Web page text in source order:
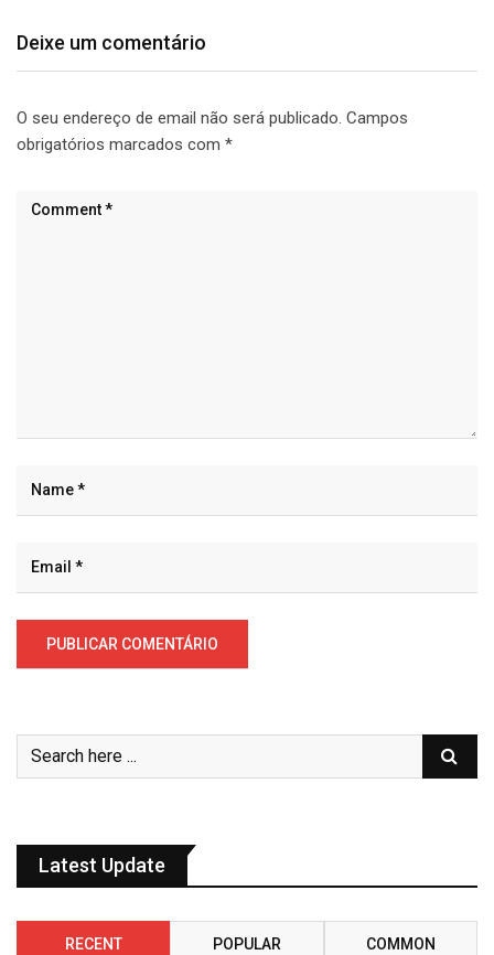
Deixe um comentário
O seu endereço de email não será publicado. Campos
obrigatórios marcados com *
Latest Update
RECENT POPULAR COMMON